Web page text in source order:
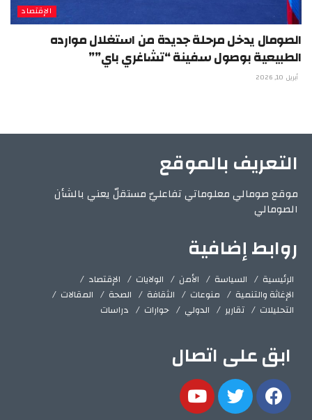
الإقتصاد
الصومال يدخل مرحلة جديدة من استغلال موارده
الطبيعية بوصول سفينة “تشاغري باي””
أبريل 10, 2026
التعريف بالموقع
موقع صومالي معلوماتي تفاعليّ مستقلّ يعني بالشأن
الصومالي
روابط إضافية
الرئيسية السياسة الأمن الولايات
الإقتصاد
الإغاثة والتنمية
منوعات الثقافة الصحة
المقالات
التحليلات
تقارير الدولي حوارات دراسات
ابق على اتصال